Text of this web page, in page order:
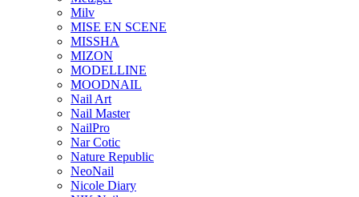
Milv
MISE EN SCENE
MISSHA
MIZON
MODELLINE
MOODNAIL
Nail Art
Nail Master
NailPro
Nar Cotic
Nature Republic
NeoNail
Nicole Diary